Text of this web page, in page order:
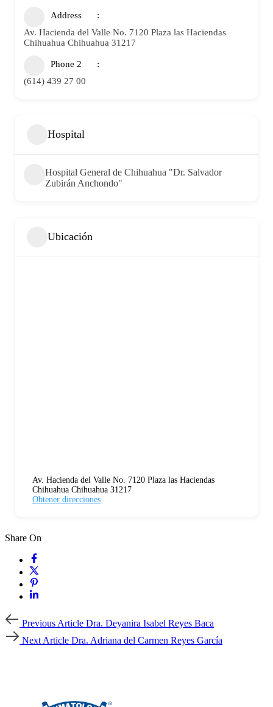
Address
Av. Hacienda del Valle No. 7120 Plaza las Haciendas
Chihuahua Chihuahua 31217
Phone 2
(614) 439 27 00
Hospital
Hospital General de Chihuahua "Dr. Salvador
Zubirán Anchondo"
Ubicación
Av. Hacienda del Valle No. 7120 Plaza las Haciendas
Chihuahua Chihuahua 31217
Obtener direcciones
Share On
Previous
ArticlePrevious Article Dra. Deyanira Isabel Reyes Baca
Next
ArticleNext Article Dra. Adriana del Carmen Reyes García